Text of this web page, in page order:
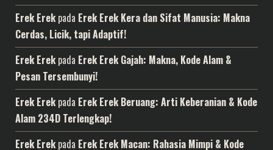
Erek Erek pada Erek Erek Kera dan Sifat Manusia: Makna
Cerdas, Licik, tapi Adaptif!
Erek Erek pada Erek Erek Gajah: Makna, Kode Alam &
Pesan Tersembunyi!
Erek Erek pada Erek Erek Beruang: Arti Keberanian & Kode
Alam 234D Terlengkap!
Erek Erek pada Erek Erek Macan: Rahasia Mimpi & Kode